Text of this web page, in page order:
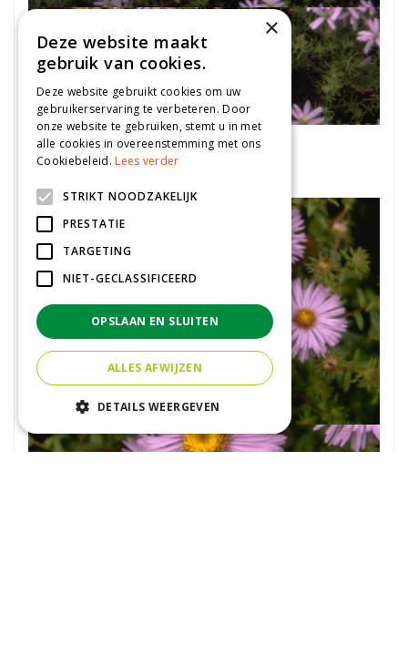
Aster
Aster sedifolius 'Nanus'
×
Deze website maakt
gebruik van cookies.
Deze website gebruikt cookies om uw
gebruikerservaring te verbeteren. Door
onze website te gebruiken, stemt u in met
alle cookies in overeenstemming met ons
Cookiebeleid.Lees verder
STRIKT NOODZAKELIJK
PRESTATIE
TARGETING
NIET-GECLASSIFICEERD
OPSLAAN EN SLUITEN
ALLES AFWIJZEN
DETAILS WEERGEVEN